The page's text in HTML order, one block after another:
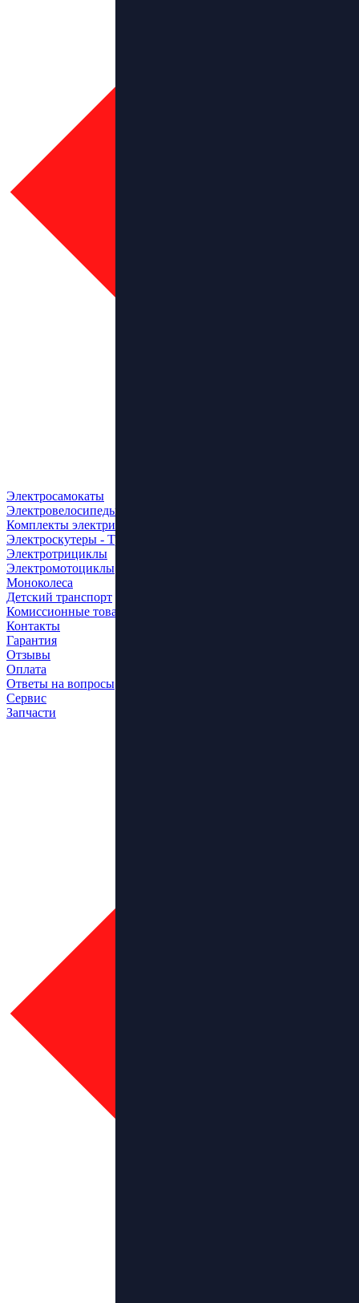
Электросамокаты
Электровелосипеды
Комплекты электрификации
Электроскутеры - Трайки
Электротрициклы
Электромотоциклы
Моноколеса
Детский транспорт
Комиссионные товары
Контакты
Гарантия
Отзывы
Оплата
Ответы на вопросы
Сервис
Запчасти